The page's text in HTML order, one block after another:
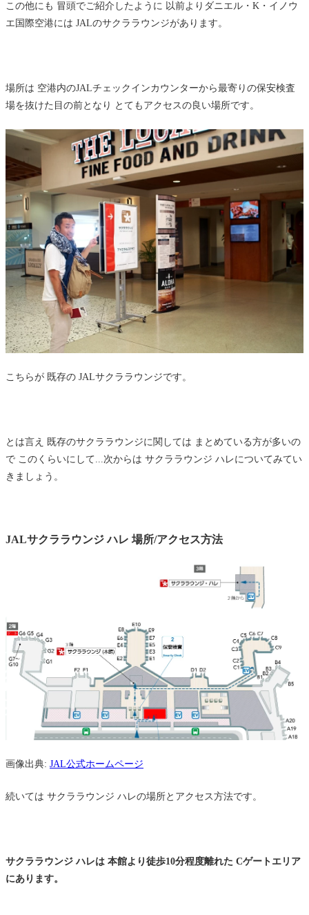
この他にも 冒頭でご紹介したように 以前よりダニエル・K・イノウ
エ国際空港には JALのサクララウンジがあります。
場所は 空港内のJALチェックインカウンターから最寄りの保安検査
場を抜けた目の前となり とてもアクセスの良い場所です。
こちらが 既存の JALサクララウンジです。
とは言え 既存のサクララウンジに関しては まとめている方が多いの
で このくらいにして...次からは サクララウンジ ハレについてみてい
きましょう。
JALサクララウンジ ハレ 場所/アクセス方法
画像出典: JAL公式ホームページ
続いては サクララウンジ ハレの場所とアクセス方法です。
サクララウンジ ハレは 本館より徒歩10分程度離れた Cゲートエリア
にあります。